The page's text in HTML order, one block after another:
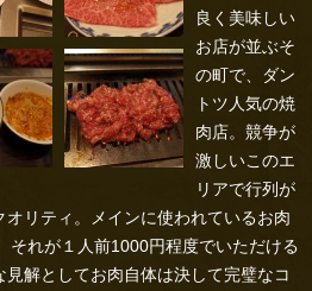
良く美味しい
お店が並ぶそ
の町で、ダン
トツ人気の焼
肉店。競争が
激しいこのエ
リアで行列が
リティ。メインに使われているお肉
それが１人前1000円程度でいただける
解としてお肉自体は決して完璧なコ